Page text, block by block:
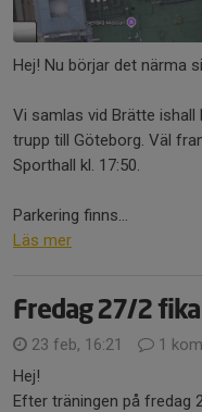
Hej! Nu börjar det närma
Vi samlas vid Brätte ishall
trupp till Göteborg. Väl
Sporthall kl. 17:50.
Parkering finns...
Läs mer
Fredag 27/2
23 feb, 16:21
1
Hej!
Efter träningen på fredag